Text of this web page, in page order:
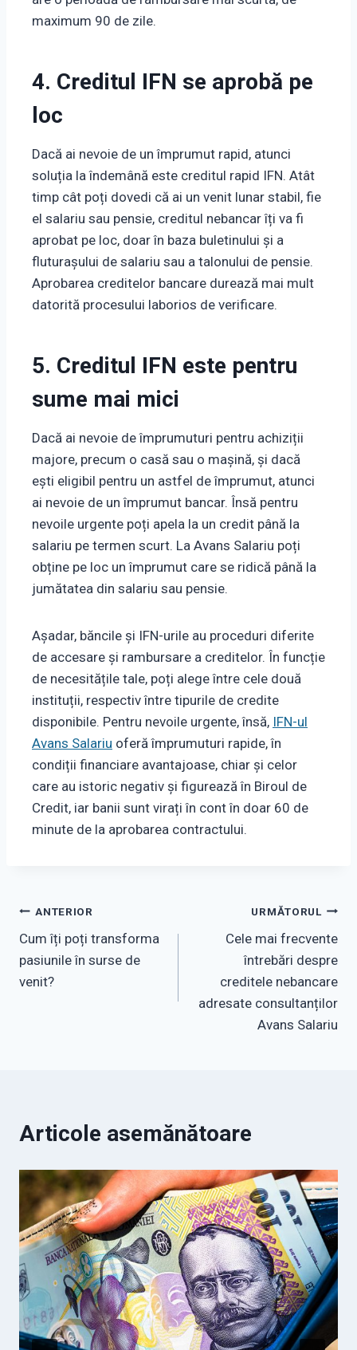
maximum 90 de zile.
4. Creditul IFN se aprobă pe
loc
Dacă ai nevoie de un împrumut rapid, atunci
soluția la îndemână este creditul rapid IFN. Atât
timp cât poți dovedi că ai un venit lunar stabil, fie
el salariu sau pensie, creditul nebancar îți va fi
aprobat pe loc, doar în baza buletinului și a
fluturașului de salariu sau a talonului de pensie.
Aprobarea creditelor bancare durează mai mult
datorită procesului laborios de verificare.
5. Creditul IFN este pentru
sume mai mici
Dacă ai nevoie de împrumuturi pentru achiziții
majore, precum o casă sau o mașină, și dacă
ești eligibil pentru un astfel de împrumut, atunci
ai nevoie de un împrumut bancar. Însă pentru
nevoile urgente poți apela la un credit până la
salariu pe termen scurt. La Avans Salariu poți
obține pe loc un împrumut care se ridică până la
jumătatea din salariu sau pensie.
Așadar, băncile și IFN-urile au proceduri diferite
de accesare și rambursare a creditelor. În funcție
de necesitățile tale, poți alege între cele două
instituții, respectiv între tipurile de credite
disponibile. Pentru nevoile urgente, însă, IFN-ul
Avans Salariu oferă împrumuturi rapide, în
condiții financiare avantajoase, chiar și celor
care au istoric negativ și figurează în Biroul de
Credit, iar banii sunt virați în cont în doar 60 de
minute de la aprobarea contractului.
Navigare
în
articole
ANTERIOR
Cum îți poți transforma
pasiunile în surse de
venit?
URMĂTORUL
Cele mai frecvente
întrebări despre
creditele nebancare
adresate consultanților
Avans Salariu
Articole asemănătoare